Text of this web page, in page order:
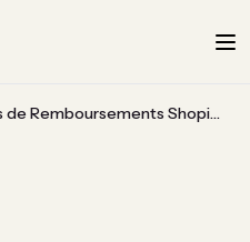
Rapports de Remboursements Shopify